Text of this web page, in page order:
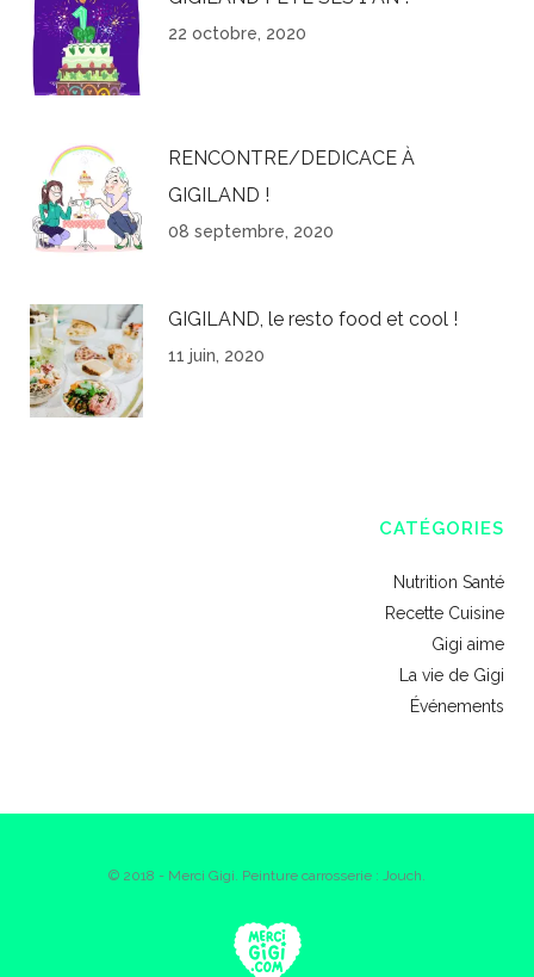
22 octobre, 2020
RENCONTRE/DEDICACE À
GIGILAND !
08 septembre, 2020
GIGILAND, le resto food et cool !
11 juin, 2020
CATÉGORIES
Nutrition Santé
Recette Cuisine
Gigi aime
La vie de Gigi
Événements
© 2018 - Merci Gigi. Peinture carrosserie : Jouch.